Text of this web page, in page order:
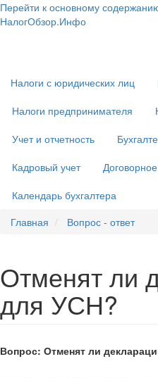
Перейти к основному
НалогОбзор.Инфо
Налоги с юридических лиц
Налоги предпринимателя
Учет и отчетность
Кадровый учет
Календарь бухгалтера
Главная
Вопрос - ответ
Отменят ли
для УСН?
Вопрос: Отменят ли